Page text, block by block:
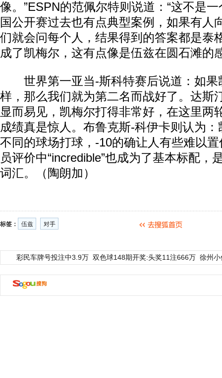
像。”ESPN的范佩尔特则说道：“这不是
国公开赛过去也有点典型案例，如果有人
们就会问每个人，结果得到的答案都是泰
成了凯梅尔，这有点像是伍兹在圆石滩的
世界第一亚当-斯科特赛后说道：如果
样，那么我们就为第二名而战好了。达斯
显而易见，凯梅尔打得非常好，在这里两
成绩真是惊人。布鲁克斯-科伊卡则认为
不同的球场打球，-10的确让人有些难以
员评价中“incredible”也成为了基本标配，
词汇。（陶朗加）
标签： 伍兹 对手
彩民车牌号投注中3.9万 双色球148期开奖:头奖11注666万 徐州